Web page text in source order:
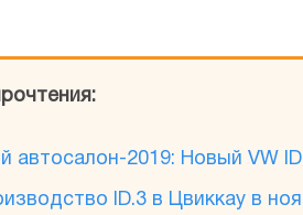
автосалон-2019: Новый VW
ID.3 в Цвиккау в